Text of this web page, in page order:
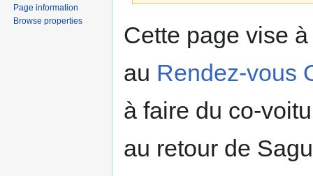
to
to
Cette page vise
au Rendez-vous
à faire du co-
au retour de
Page information
Browse properties